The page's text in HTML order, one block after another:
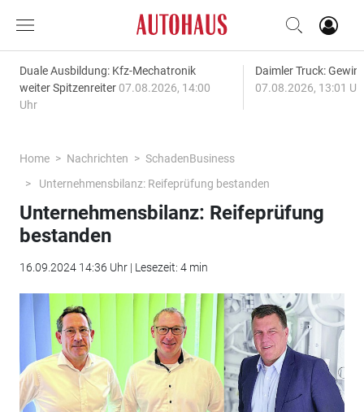
Duale Ausbildung: Kfz-Mechatronik
weiter Spitzenreiter 07.08.2026, 14:00
Uhr
Daimler Truck:
07.08.2026, 13:01
Home Nachrichten
SchadenBusiness
Unternehmensbilanz: Reifeprüfung bestanden
Unternehmensbilanz: Reifeprüfung
bestanden
16.09.2024 14:36 Uhr | Lesezeit: 4 min